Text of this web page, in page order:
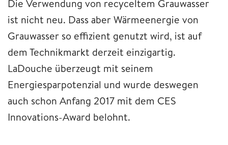
Die Verwendung von recyceltem Grauwasser
ist nicht neu. Dass aber Wärmeenergie von
Grauwasser so effizient genutzt wird, ist auf
dem Technikmarkt derzeit einzigartig.
LaDouche überzeugt mit seinem
Energiesparpotenzial und wurde deswegen
auch schon Anfang 2017 mit dem CES
Innovations-Award belohnt.